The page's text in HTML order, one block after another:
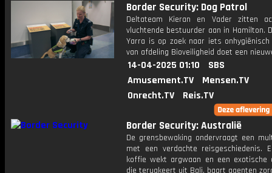
Border Security: Dog Patrol
Deltateam Kieran en Vader zitten
vluchtende bestuurder aan in Hamilton.
Yarra is op zoek naar iets onhygiënisch
van afdeling Bioveiligheid doet een
14-04-2025 01:10
SBS
Amusement.TV
Mensen.TV
Onrecht.TV
Reis.TV
Border Security: Australië
De grensbewaking ondervraagt een
met een verdachte reisgeschiedenis.
koffie wekt argwaan en een exotische
die terugkeert uit Bali, baart agenten